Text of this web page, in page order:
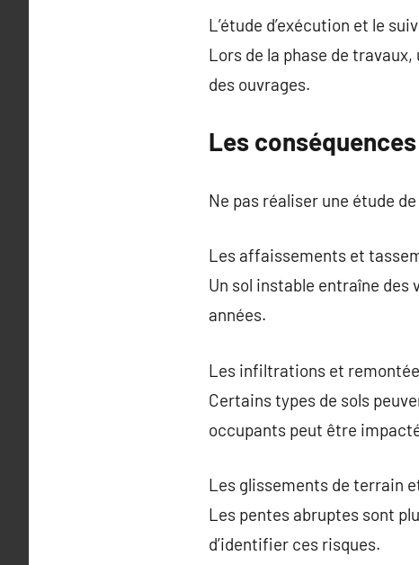
L’étude d’exécution et le
Lors de la phase de
des ouvrages.
Les
Ne pas réaliser une étude
Les affaissements et
Un sol instable entraîne
années.
Les infiltrations et
Certains types de sols
occupants peut être
Les glissements de terrain
Les pentes abruptes sont
d’identifier ces risques.